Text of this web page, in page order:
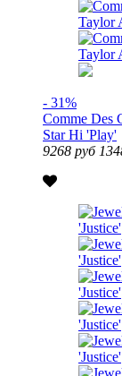
- 31%
Comme Des
Star Hi 'Play'
9268 руб